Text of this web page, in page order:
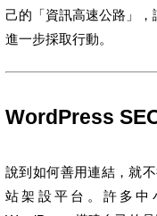
己的「資訊高速公路」
進一步採取行動。
WordPress
說到如何善用連結，就
站架設平台。許多中